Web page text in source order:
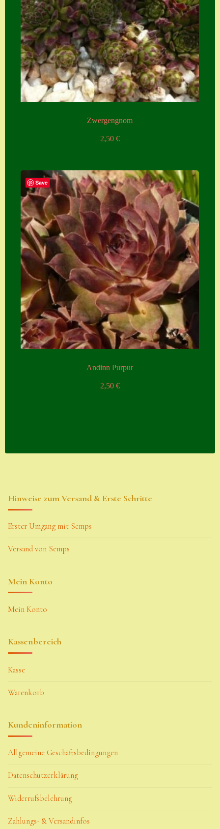
Zwergengnom
2,50 €
Save
Andinn Purpur
2,50 €
Hinweise zum Versand & Erste Schritte
Erster Umgang mit Semps
Versand von Semps
Mein Konto
Mein Konto
Kassenbereich
Kasse
Warenkorb
Kundeninformation
Allgemeine Geschäftsbedingungen
Datenschutzerklärung
Widerrufsbelehrung
Zahlungs- & Versandinfos